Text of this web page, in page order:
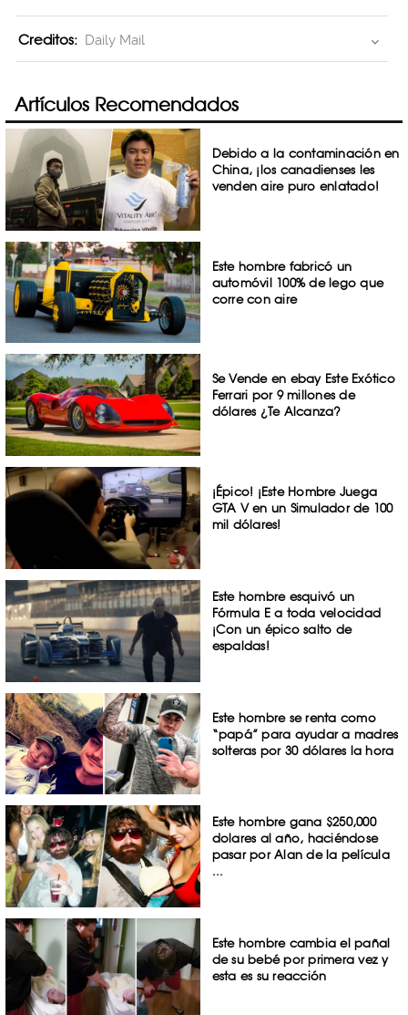
Creditos: Daily Mail
Artículos Recomendados
Debido a la contaminación en
China, ¡los canadienses les
venden aire puro enlatado!
Este hombre fabricó un
automóvil 100% de lego que
corre con aire
Se Vende en ebay Este Exótico
Ferrari por 9 millones de
dólares ¿Te Alcanza?
¡Épico! ¡Este Hombre Juega
GTA V en un Simulador de 100
mil dólares!
Este hombre esquivó un
Fórmula E a toda velocidad
¡Con un épico salto de
espaldas!
Este hombre se renta como
“papá” para ayudar a madres
solteras por 30 dólares la hora
Este hombre gana $250,000
dolares al año, haciéndose
pasar por Alan de la película
...
Este hombre cambia el pañal
de su bebé por primera vez y
esta es su reacción